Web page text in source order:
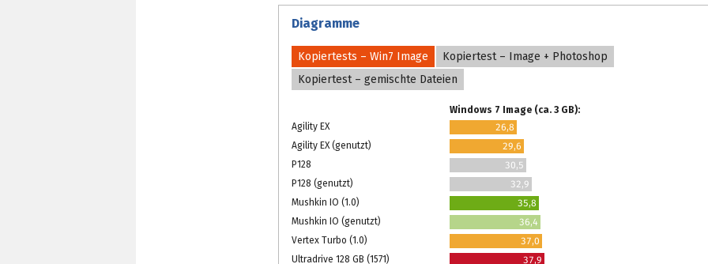
Diagramme
Kopiertests – Win7 Image
Kopiertest – Image + Photoshop
Kopiertest – gemischte Dateien
Windows 7 Image (ca. 3 GB):
Agility EX
26,8
Agility EX (genutzt)
29,6
P128
30,5
P128 (genutzt)
32,9
Mushkin IO (1.0)
35,8
Mushkin IO (genutzt)
36,4
Vertex Turbo (1.0)
37,0
Ultradrive 128 GB (1571)
37,9